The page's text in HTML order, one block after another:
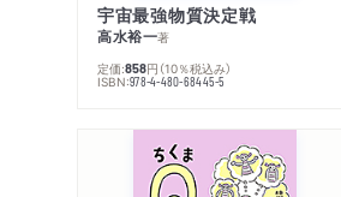
宇宙最強物質決定戦
高水裕一著
定価:858円 （10％税込み）
ISBN:978-4-480-68445-5